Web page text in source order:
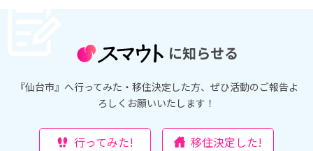
に知らせる
『仙台市』へ行ってみた・移住決定した方、ぜひ活動のご報告よ
ろしくお願いいたします！
行ってみた! 移住決定した!